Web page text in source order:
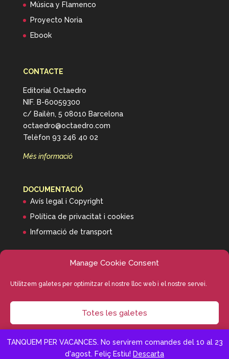
Manage Cookie Consent
Utilitzem galetes per optimitzar el nostre lloc web i el nostre servei.
Totes les galetes
TANQUEM PER VACANCES. No servirem comandes del 10 al 23
d'agost. Feliç Estiu! Descarta
Música y Flamenco
Proyecto Noria
Ebook
CONTACTE
Editorial Octaedro
NIF. B-60059300
c/ Bailèn, 5 08010 Barcelona
octaedro@octaedro.com
Telèfon 93 246 40 02
Més informació
DOCUMENTACIÓ
Avís legal i Copyright
Política de privacitat i cookies
Informació de transport
Editorial Octaedro